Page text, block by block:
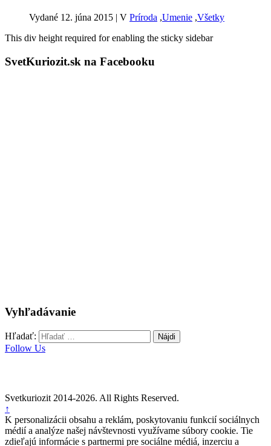
Vydané 12. júna 2015 | V Príroda ,Umenie ,Všetky
This div height required for enabling the sticky sidebar
SvetKuriozit.sk na Facebooku
Vyhľadávanie
Hľadať:
Follow Us
Svetkuriozit 2014-2026. All Rights Reserved.
↑
K personalizácii obsahu a reklám, poskytovaniu funkcií sociálnych
médií a analýze našej návštevnosti využívame súbory cookie. Tie
zdieľajú informácie s partnermi pre sociálne médiá, inzerciu a